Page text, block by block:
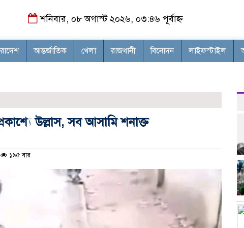
শনিবার, ০৮ অগাস্ট ২০২৬, ০৩:৪৬ পূর্বাহ্ন
আন্তর্জাতিক খেলা রাজধানী বিনোদন লাইফস্টাইল
উল্লাস, সব আসামি শনাক্ত
১৯৫ বার